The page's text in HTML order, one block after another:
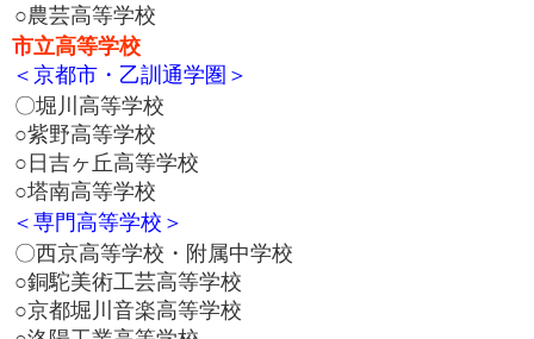
○農芸高等学校
市立高等学校
＜京都市・乙訓通学圏＞
〇堀川高等学校
○紫野高等学校
○日吉ヶ丘高等学校
○塔南高等学校
＜専門高等学校＞
〇西京高等学校・附属中学校
○銅駝美術工芸高等学校
○京都堀川音楽高等学校